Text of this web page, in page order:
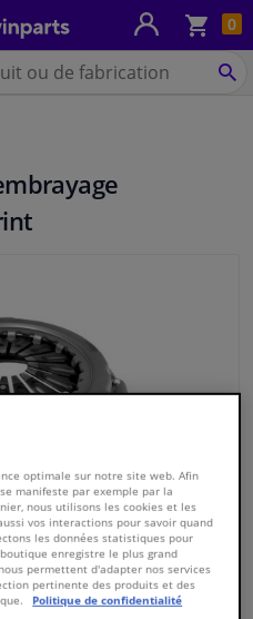
0
optimale sur notre site web. Afin
manifeste par exemple par la
nous utilisons les cookies et les
vos interactions pour savoir quand
les données statistiques pour
enregistre le plus grand
permettent d'adapter nos services
pertinente des produits et des
Politique de confidentialité